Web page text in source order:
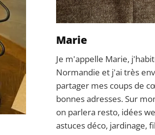
Marie
Je m'appelle Marie,
Normandie et j'ai très
partager mes coups de
bonnes adresses. Sur
on parlera resto, idées
astuces déco, jardinage,